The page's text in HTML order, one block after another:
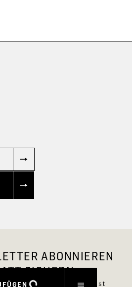
ABONNIEREN
SICHERN.
up to date und verpasst